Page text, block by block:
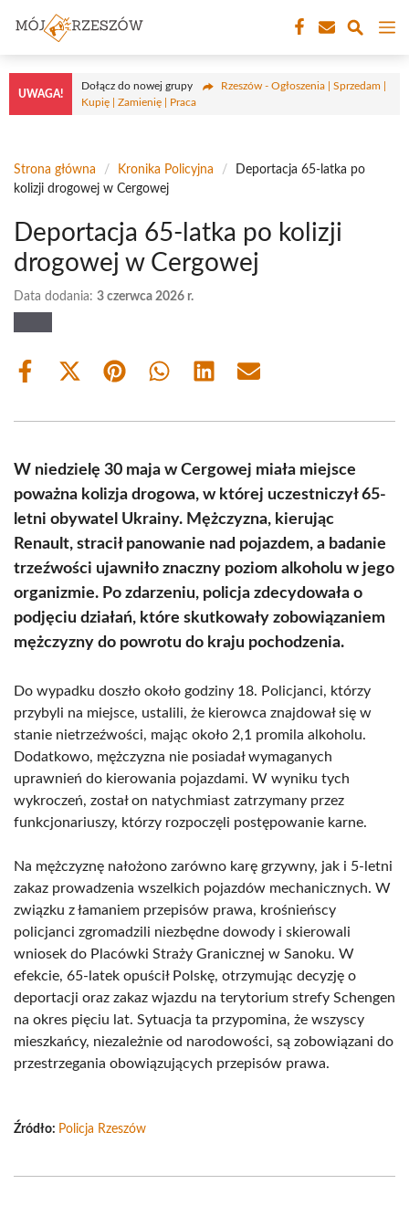
treści
UWAGA!
Dołącz do nowej grupy
Rzeszów - Ogłoszenia | Sprzedam |
Kupię | Zamienię | Praca
Strona główna / Kronika Policyjna /
Deportacja 65-latka po
kolizji drogowej w Cergowej
Deportacja 65-latka po kolizji
drogowej w Cergowej
Data dodania: 3 czerwca 2026 r.
Share
Share
(Twitter)
Share Share Share Share
W niedzielę 30 maja w Cergowej miała miejsce
poważna kolizja drogowa, w której uczestniczył 65-
letni obywatel Ukrainy. Mężczyzna, kierując
Renault, stracił panowanie nad pojazdem, a badanie
trzeźwości ujawniło znaczny poziom alkoholu w jego
organizmie. Po zdarzeniu, policja zdecydowała o
podjęciu działań, które skutkowały zobowiązaniem
mężczyzny do powrotu do kraju pochodzenia.
Do wypadku doszło około godziny 18. Policjanci, którzy
przybyli na miejsce, ustalili, że kierowca znajdował się w
stanie nietrzeźwości, mając około 2,1 promila alkoholu.
Dodatkowo, mężczyzna nie posiadał wymaganych
uprawnień do kierowania pojazdami. W wyniku tych
wykroczeń, został on natychmiast zatrzymany przez
funkcjonariuszy, którzy rozpoczęli postępowanie karne.
Na mężczyznę nałożono zarówno karę grzywny, jak i 5-letni
zakaz prowadzenia wszelkich pojazdów mechanicznych. W
związku z łamaniem przepisów prawa, krośnieńscy
policjanci zgromadzili niezbędne dowody i skierowali
wniosek do Placówki Straży Granicznej w Sanoku. W
efekcie, 65-latek opuścił Polskę, otrzymując decyzję o
deportacji oraz zakaz wjazdu na terytorium strefy Schengen
na okres pięciu lat. Sytuacja ta przypomina, że wszyscy
mieszkańcy, niezależnie od narodowości, są zobowiązani do
przestrzegania obowiązujących przepisów prawa.
Źródło: Policja Rzeszów